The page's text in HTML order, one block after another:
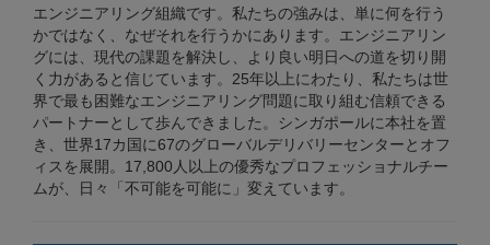
エンジニアリング組織です。私たちの強みは、単に何を行う
かではなく、なぜそれを行うかにあります。エンジニアリン
グには、現代の課題を解決し、より良い明日への道を切り開
く力があると信じています。25年以上にわたり、私たちは世
界で最も困難なエンジニアリング問題に取り組む信頼できる
パートナーとして歩んできました。シンガポールに本社を置
き、世界17カ国に67のグローバルデリバリーセンターとオフ
ィスを展開。17,800人以上の優秀なプロフェッショナルチー
ムが、日々「不可能を可能に」変えています。